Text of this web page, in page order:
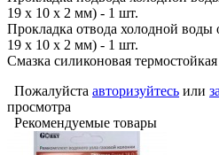
19 х 10 х 2 мм) - 1 шт.
Прокладка отвода холодной воды
19 х 10 х 2 мм) - 1 шт.
Смазка силиконовая
Пожалуйста авторизуйтесь или
просмотра
Рекомендуемые товары